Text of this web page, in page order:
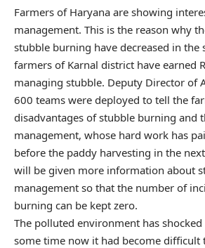
Farmers of Haryana are showing
management. This is the reason why
stubble burning have decreased in the
farmers of Karnal district have earned
managing stubble. Deputy Director of
600 teams were deployed to tell the
disadvantages of stubble burning and
management, whose hard work has
before the paddy harvesting in the
will be given more information about
management so that the number of
burning can be kept zero.
The polluted environment has
some time now it had become difficult